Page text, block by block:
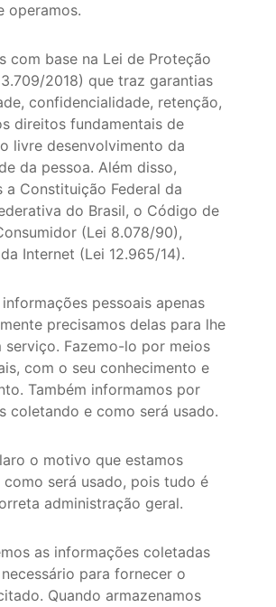
operamos.
com base na Lei de Proteção
2018) que traz garantias
confidencialidade, retenção,
direitos fundamentais de
livre desenvolvimento da
da pessoa. Além disso,
a Constituição Federal da
do Brasil, o Código de
(Lei 8.078/90),
Internet (Lei 12.965/14).
pessoais apenas
precisamos delas para lhe
serviço. Fazemo-lo por meios
com o seu conhecimento e
Também informamos por
coletando e como será usado.
o motivo que estamos
será usado, pois tudo é
administração geral.
as informações coletadas
para fornecer o
Quando armazenamos